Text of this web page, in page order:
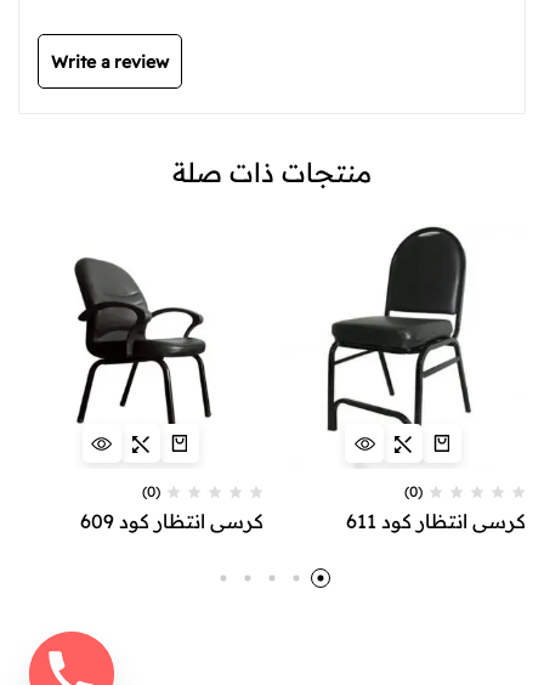
Write a review
منتجات ذات صلة
(0)
كرسي انتظار كود 611
(0)
كرسي انتظار كود 609